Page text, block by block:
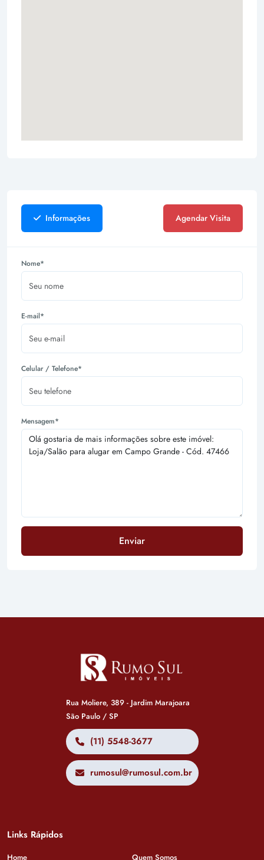
Informações Agendar Visita
Nome*
E-mail*
Celular / Telefone*
Mensagem*
Enviar
Rua Moliere, 389 - Jardim Marajoara
São Paulo / SP
(11) 5548-3677
rumosul@rumosul.com.br
Links Rápidos
Home
Quem Somos